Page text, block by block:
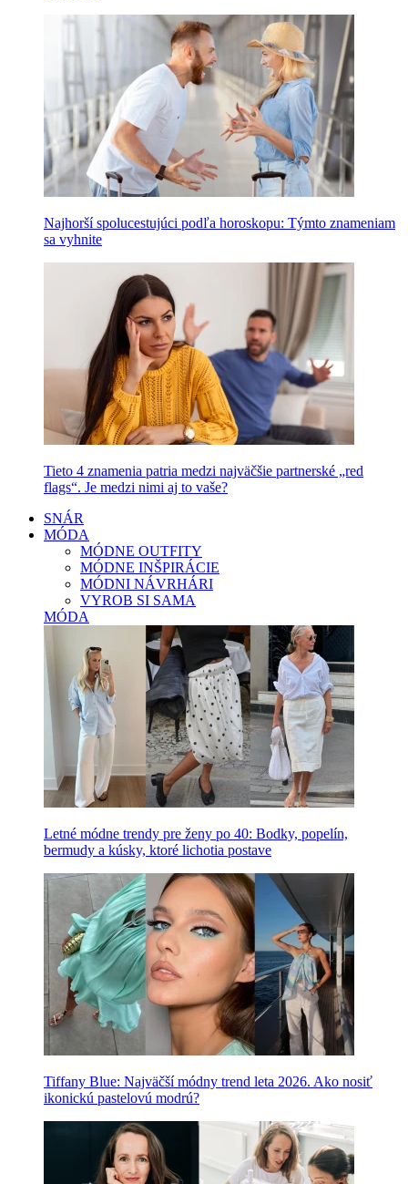
Najhorší spolucestujúci podľa horoskopu: Týmto znameniam
sa vyhnite
Tieto 4 znamenia patria medzi najväčšie partnerské „red
flags“. Je medzi nimi aj to vaše?
SNÁR
MÓDA
MÓDNE OUTFITY
MÓDNE INŠPIRÁCIE
MÓDNI NÁVRHÁRI
VYROB SI SAMA
MÓDA
Letné módne trendy pre ženy po 40: Bodky, popelín,
bermudy a kúsky, ktoré lichotia postave
Tiffany Blue: Najväčší módny trend leta 2026. Ako nosiť
ikonickú pastelovú modrú?